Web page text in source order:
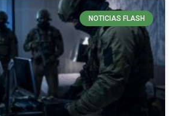
NOTICIAS FLASH